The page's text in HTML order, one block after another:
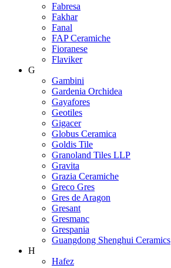
Fabresa
Fakhar
Fanal
FAP Ceramiche
Fioranese
Flaviker
G
Gambini
Gardenia Orchidea
Gayafores
Geotiles
Gigacer
Globus Ceramica
Goldis Tile
Granoland Tiles LLP
Gravita
Grazia Ceramiche
Greco Gres
Gres de Aragon
Gresant
Gresmanc
Grespania
Guangdong Shenghui Ceramics
H
Hafez